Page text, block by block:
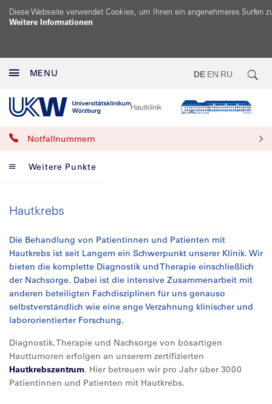
Diese Webseite verwendet Cookies, um Ihnen ein angenehmeres Surfen
Weitere Informationen
MENU DE EN RU
Notfallnummern
Weitere Punkte
Hautkrebs
Die Behandlung von Patientinnen und Patienten mit
Hautkrebs ist seit Langem ein Schwerpunkt unserer Klinik. Wir
bieten die komplette Diagnostik und Therapie einschließlich
der Nachsorge. Dabei ist die intensive Zusammenarbeit mit
anderen beteiligten Fachdisziplinen für uns genauso
selbstverständlich wie eine enge Verzahnung klinischer und
labororientierter Forschung.
Diagnostik, Therapie und Nachsorge von bösartigen
Hauttumoren erfolgen an unserem zertifizierten
Hautkrebszentrum. Hier betreuen wir pro Jahr über 3000
Patientinnen und Patienten mit Hautkrebs.